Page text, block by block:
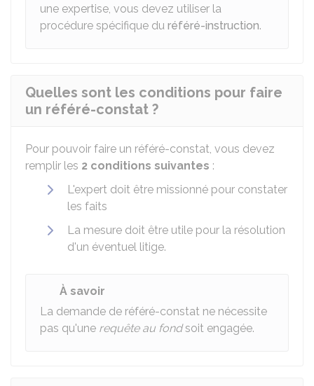
une expertise, vous devez utiliser la
procédure spécifique du référé-instruction.
Quelles sont les conditions pour faire
un référé-constat ?
Pour pouvoir faire un référé-constat, vous devez
remplir les 2 conditions suivantes :
L'expert doit être missionné pour constater
les faits
La mesure doit être utile pour la résolution
d'un éventuel litige.
À savoir
La demande de référé-constat ne nécessite
pas qu'une requête au fondsoit engagée.